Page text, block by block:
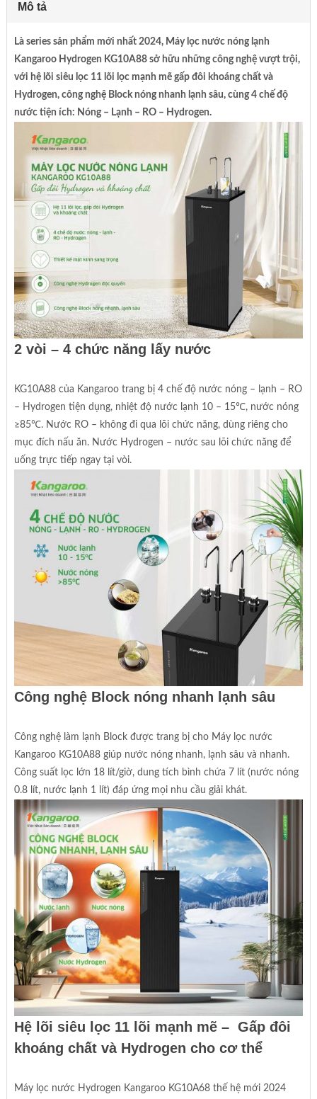
Mô tả
Là series sản phẩm mới nhất 2024, Máy lọc nước nóng lạnh
Kangaroo Hydrogen KG10A88 sở hữu những công nghệ vượt trội,
với hệ lõi siêu lọc 11 lõi lọc mạnh mẽ gấp đôi khoáng chất và
Hydrogen, công nghệ Block nóng nhanh lạnh sâu, cùng 4 chế độ
nước tiện ích: Nóng – Lạnh – RO – Hydrogen.
2 vòi – 4 chức năng lấy nước
KG10A88 của Kangaroo trang bị 4 chế độ nước nóng – lạnh – RO
– Hydrogen tiện dụng, nhiệt độ nước lạnh 10 – 15℃, nước nóng
≥85℃. Nước RO – không đi qua lõi chức năng, dùng riêng cho
mục đích nấu ăn. Nước Hydrogen – nước sau lõi chức năng để
uống trực tiếp ngay tại vòi.
Công nghệ Block nóng nhanh lạnh sâu
Công nghệ làm lạnh Block được trang bị cho Máy lọc nước
Kangaroo KG10A88 giúp nước nóng nhanh, lạnh sâu và nhanh.
Công suất lọc lớn 18 lít/giờ, dung tích bình chứa 7 lít (nước nóng
0.8 lít, nước lạnh 1 lít) đáp ứng mọi nhu cầu giải khát.
Hệ lõi siêu lọc 11 lõi mạnh mẽ – Gấp đôi
khoáng chất và Hydrogen cho cơ thể
Máy lọc nước Hydrogen Kangaroo KG10A68 thế hệ mới 2024